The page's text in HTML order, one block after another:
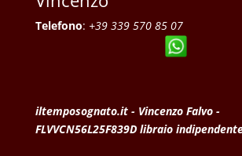
Telefono: +39 339 570 85 07
iltemposognato.it - Vincenzo Falvo -
FLVVCN56L25F839D libraio